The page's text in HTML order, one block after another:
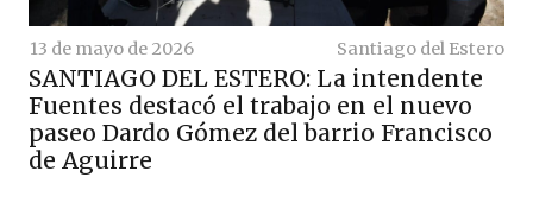
13 de mayo de 2026 Santiago del Estero
SANTIAGO DEL ESTERO: La intendente
Fuentes destacó el trabajo en el nuevo
paseo Dardo Gómez del barrio Francisco
de Aguirre